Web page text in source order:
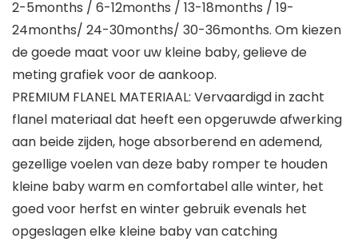
2-5months / 6-12months / 13-18months / 19-
24months/ 24-30months/ 30-36months. Om kiezen
de goede maat voor uw kleine baby, gelieve de
meting grafiek voor de aankoop.
PREMIUM FLANEL MATERIAAL: Vervaardigd in zacht
flanel materiaal dat heeft een opgeruwde afwerking
aan beide zijden, hoge absorberend en ademend,
gezellige voelen van deze baby romper te houden
kleine baby warm en comfortabel alle winter, het
goed voor herfst en winter gebruik evenals het
opgeslagen elke kleine baby van catching